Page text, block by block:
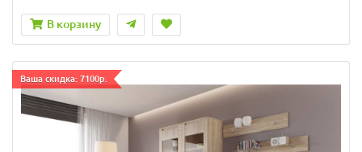
В корзину
Ваша скидка: 7100р.